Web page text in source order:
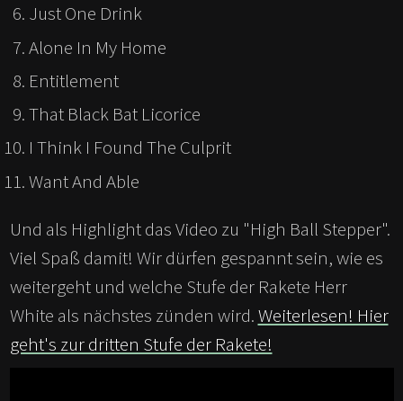
Just One Drink
Alone In My Home
Entitlement
That Black Bat Licorice
I Think I Found The Culprit
Want And Able
Und als Highlight das Video zu "High Ball Stepper".
Viel Spaß damit! Wir dürfen gespannt sein, wie es
weitergeht und welche Stufe der Rakete Herr
White als nächstes zünden wird.Weiterlesen! Hier
geht's zur dritten Stufe der Rakete!